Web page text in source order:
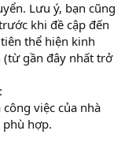
Lưu ý, bạn cũng
khi đề cập đến
thể hiện kinh
gần đây nhất trở
việc của nhà
hợp.